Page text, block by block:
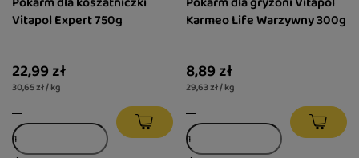
Vitapol Expert 750g
22,99 zł
30,65 zł / kg
Karmeo Life Warzywny 300g
8,89 zł
29,63 zł / kg